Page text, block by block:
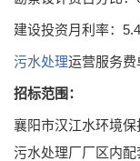
建设投资月利率：
污水处理运营服务费
招标范围：
襄阳市汉江水环境
污水处理厂厂区内